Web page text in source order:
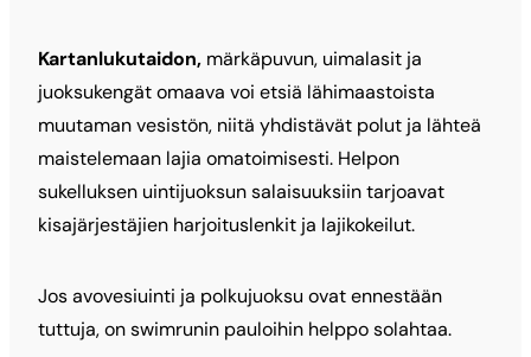
Kartanlukutaidon, märkäpuvun, uimalasit ja
juoksukengät omaava voi etsiä lähimaastoista
muutaman vesistön, niitä yhdistävät polut ja lähteä
maistelemaan lajia omatoimisesti. Helpon
sukelluksen uintijuoksun salaisuuksiin tarjoavat
kisajärjestäjien harjoituslenkit ja lajikokeilut.
Jos avovesiuinti ja polkujuoksu ovat ennestään
tuttuja, on swimrunin pauloihin helppo solahtaa.